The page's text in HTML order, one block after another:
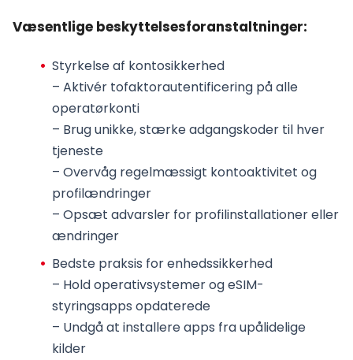
Væsentlige beskyttelsesforanstaltninger:
Styrkelse af kontosikkerhed
– Aktivér tofaktorautentificering på alle
operatørkonti
– Brug unikke, stærke adgangskoder til hver
tjeneste
– Overvåg regelmæssigt kontoaktivitet og
profilændringer
– Opsæt advarsler for profilinstallationer eller
ændringer
Bedste praksis for enhedssikkerhed
– Hold operativsystemer og eSIM-
styringsapps opdaterede
– Undgå at installere apps fra upålidelige
kilder